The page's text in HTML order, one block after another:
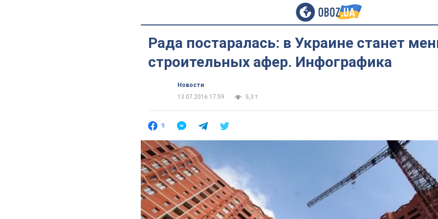
Рада постаралась: в Украине станет
строительных афер. Инфографика
Новости
13.07.2016 17:59
5,3 т.
9